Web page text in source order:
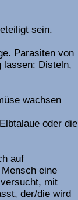
sein.
Parasiten von
lassen: Disteln,
wachsen
oder die
auf
eine
mit
der/die wird